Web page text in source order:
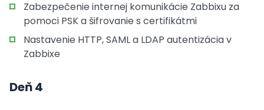
Zabezpečenie internej komunikácie Zabbixu za
pomoci PSK a šifrovanie s certifikátmi
Nastavenie HTTP, SAML a LDAP autentizácia v
Zabbixe
Deň 4